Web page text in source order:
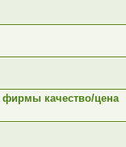
фирмы качество/цена